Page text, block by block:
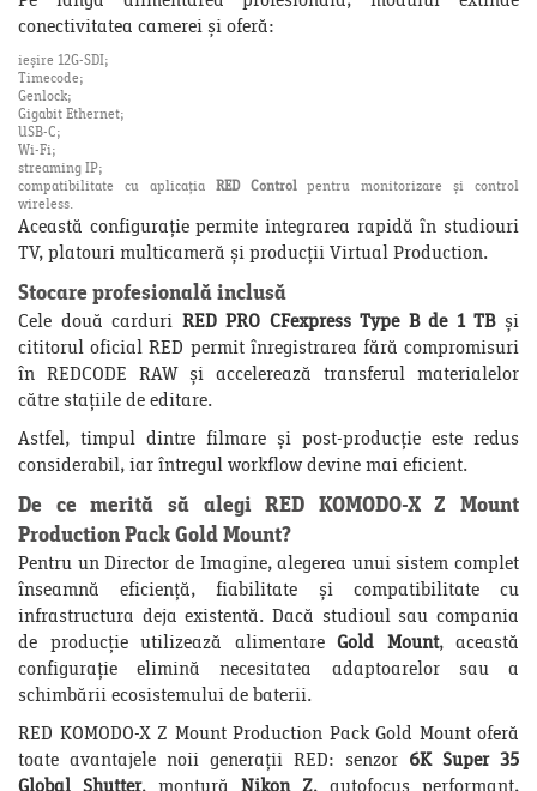
conectivitatea camerei și oferă:
ieșire 12G-SDI;
Timecode;
Genlock;
Gigabit Ethernet;
USB-C;
Wi-Fi;
streaming IP;
compatibilitate cu aplicația RED Controlpentru monitorizare și control
wireless.
Această configurație permite integrarea rapidă în studiouri
TV, platouri multicameră și producții Virtual Production.
Stocare profesională inclusă
Cele două carduri RED PRO CFexpress Type B de 1 TBși
cititorul oficial RED permit înregistrarea fără compromisuri
în REDCODE RAW și accelerează transferul materialelor
către stațiile de editare.
Astfel, timpul dintre filmare și post-producție este redus
considerabil, iar întregul workflow devine mai eficient.
De ce merită să alegi RED KOMODO-X Z Mount
Production Pack Gold Mount?
Pentru un Director de Imagine, alegerea unui sistem complet
înseamnă eficiență, fiabilitate și compatibilitate cu
infrastructura deja existentă. Dacă studioul sau compania
de producție utilizează alimentare Gold Mount, această
configurație elimină necesitatea adaptoarelor sau a
schimbării ecosistemului de baterii.
RED KOMODO-X Z Mount Production Pack Gold Mount oferă
toate avantajele noii generații RED: senzor 6K Super 35